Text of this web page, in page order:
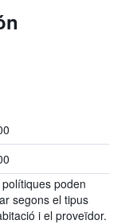
polítiques poden
segons el tipus
i el proveïdor.